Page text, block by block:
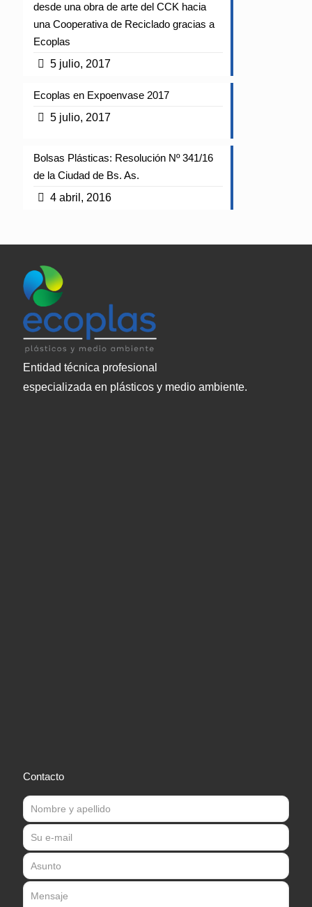
desde una obra de arte del CCK hacia
una Cooperativa de Reciclado gracias a
Ecoplas
5 julio, 2017
Ecoplas en Expoenvase 2017
5 julio, 2017
Bolsas Plásticas: Resolución Nº 341/16
de la Ciudad de Bs. As.
4 abril, 2016
Entidad técnica profesional
especializada en plásticos y medio ambiente.
Contacto